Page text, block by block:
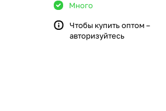
Много
Чтобы купить оптом –
авторизуйтесь